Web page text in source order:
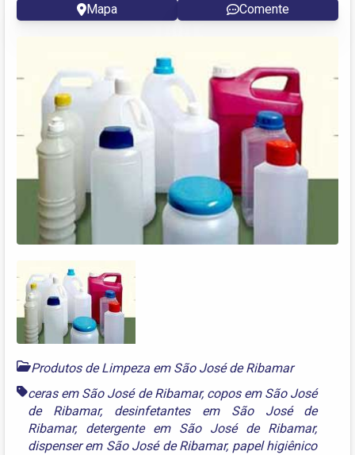
Mapa Comente
Produtos de Limpeza em São José de Ribamar
ceras em São José de Ribamar, copos em São José
de Ribamar, desinfetantes em São José de
Ribamar, detergente em São José de Ribamar,
dispenser em São José de Ribamar, papel higiênico